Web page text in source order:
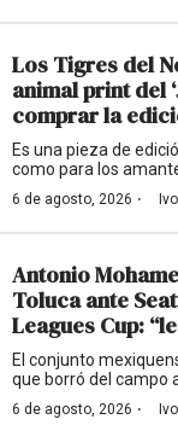
Los Tigres del
animal print del
comprar la
Es una pieza de
como para los
6 de agosto, 2026 ·
Antonio
Toluca ante
Leagues Cup:
El conjunto
que borró del campo
6 de agosto, 2026 ·